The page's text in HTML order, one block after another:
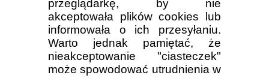
przeglądarkę, by nie
akceptowała plików cookies lub
informowała o ich przesyłaniu.
Warto jednak pamiętać, że
nieakceptowanie "ciasteczek"
może spowodować utrudnienia w